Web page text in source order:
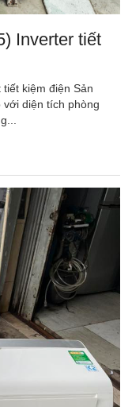
Inverter tiết
kiệm điện Sản
diện tích phòng